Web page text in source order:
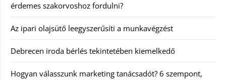
érdemes szakorvoshoz fordulni?
Az ipari olajsütő leegyszerűsíti a munkavégzést
Debrecen iroda bérlés tekintetében kiemelkedő
Hogyan válasszunk marketing tanácsadót? 6 szempont,